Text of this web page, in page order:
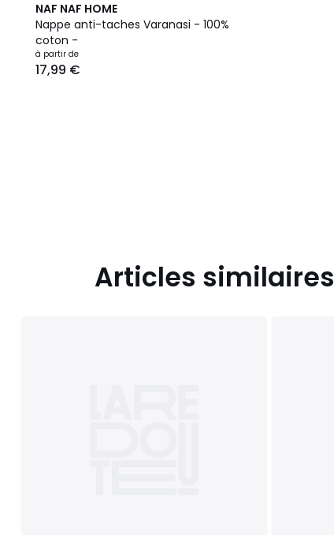
NAF NAF HOME
Nappe anti-taches Varanasi - 100%
coton -
à partir de
17,99 €
Articles similaires